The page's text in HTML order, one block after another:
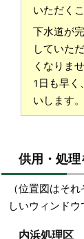
いただく
下水道が
していた
くなりませ
1日も早く
いします。
供用・処
（位置図はそ
しいウィンドウ
内浜処理区